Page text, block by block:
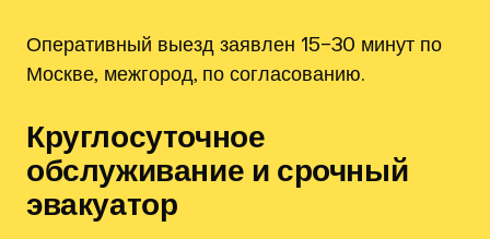
Оперативный выезд заявлен 15–30 минут по
Москве‚ межгород, по согласованию.
Круглосуточное
обслуживание и срочный
эвакуатор